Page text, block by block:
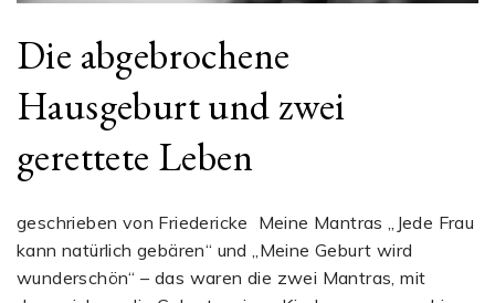
Die abgebrochene
Hausgeburt und zwei
gerettete Leben
geschrieben von Friedericke Meine Mantras „Jede Frau
kann natürlich gebären“ und „Meine Geburt wird
wunderschön“ – das waren die zwei Mantras, mit